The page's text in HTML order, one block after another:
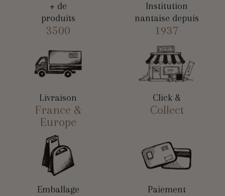
+ de
produits
3500
Institution
nantaise depuis
1937
Livraison
France &
Europe
Click &
Collect
Emballage Paiement